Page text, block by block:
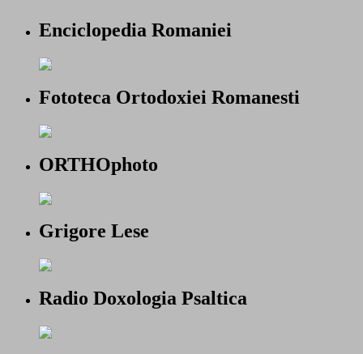
Enciclopedia Romaniei
Fototeca Ortodoxiei Romanesti
ORTHOphoto
Grigore Lese
Radio Doxologia Psaltica